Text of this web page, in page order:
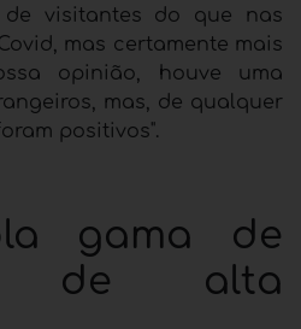
de visitantes do que nas
mas certamente mais
opinião, houve uma
mas, de qualquer
positivos".
gama de
de alta